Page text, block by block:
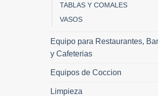
TABLAS Y COMALES
VASOS
Equipo para Restaurantes,
y Cafeterias
Equipos de Coccion
Limpieza